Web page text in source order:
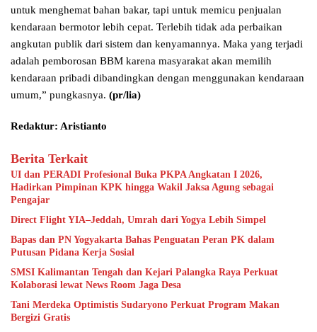
untuk menghemat bahan bakar, tapi untuk memicu penjualan
kendaraan bermotor lebih cepat. Terlebih tidak ada perbaikan
angkutan publik dari sistem dan kenyamannya. Maka yang terjadi
adalah pemborosan BBM karena masyarakat akan memilih
kendaraan pribadi dibandingkan dengan menggunakan kendaraan
umum,” pungkasnya. (pr/lia)
Redaktur: Aristianto
Berita Terkait
UI dan PERADI Profesional Buka PKPA Angkatan I 2026,
Hadirkan Pimpinan KPK hingga Wakil Jaksa Agung sebagai
Pengajar
Direct Flight YIA–Jeddah, Umrah dari Yogya Lebih Simpel
Bapas dan PN Yogyakarta Bahas Penguatan Peran PK dalam
Putusan Pidana Kerja Sosial
SMSI Kalimantan Tengah dan Kejari Palangka Raya Perkuat
Kolaborasi lewat News Room Jaga Desa
Tani Merdeka Optimistis Sudaryono Perkuat Program Makan
Bergizi Gratis